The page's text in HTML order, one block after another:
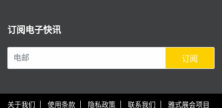
订阅电子快讯
订阅
关于我们 使用条款 隐私政策 联系我们 雅式展会项目